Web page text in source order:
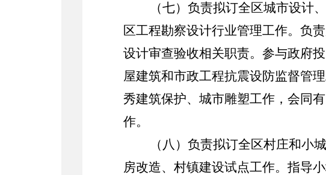
（七）负责拟订全区城市设计
区工程勘察设计行业管理工作。负
设计审查验收相关职责。 参与政府
屋建筑和市政工程抗震设防监督管
秀建筑保护、城市雕塑工作，会同
作。
（八）负责拟订全区村庄和小
房改造、村镇建设试点工作。指导